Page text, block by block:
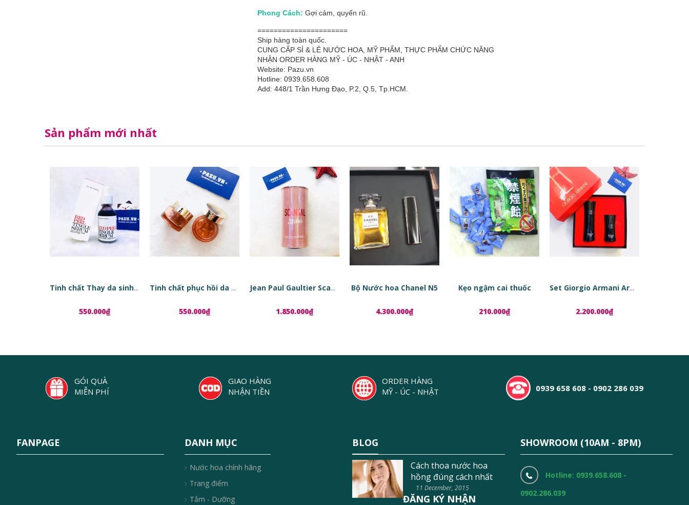
Phong Cách: Gợi cảm, quyến rũ.
======================
Ship hàng toàn quốc.
CUNG CẤP SỈ & LẺ NƯỚC HOA, MỸ PHẨM, THỰC PHẨM CHỨC NĂNG
NHẬN ORDER HÀNG MỸ - ÚC - NHẬT - ANH
Website: Pazu.vn
Hotline: 0939.658.608
Add: 448/1 Trần Hưng Đạo, P.2, Q.5, Tp.HCM.
Sản phẩm mới nhất
Tinh chất Thay da sinh học Red Peel Tingle Serum
550.000₫
Tinh chất phục hồi da dạng viên nang Estée Lauder Advanced Night Repair Ampoules
550.000₫
Jean Paul Gaultier Scandal EDP
1.850.000₫
Bộ Nước hoa Chanel N5
4.300.000₫
Kẹo ngậm cai thuốc
210.000₫
Set Giorgio Armani Armani Code
2.200.000₫
GÓI QUÀ
MIỄN PHÍ
GIAO HÀNG
NHẬN TIỀN
ORDER HÀNG
MỸ - ÚC - NHẬT
0939 658 608 - 0902 286 039
FANPAGE DANH MỤC
Nước hoa chính hãng
Trang điểm
Tắm - Dưỡng
BLOG
Cách thoa nước hoa
hồng đúng cách nhất
11 December, 2015
ĐĂNG KÝ NHẬN
SHOWROOM (10AM - 8PM)
Hotline: 0939.658.608 -
0902.286.039